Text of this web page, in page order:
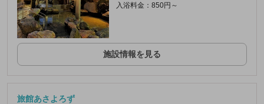
入浴料金：850円～
施設情報を見る
旅館あさよろず